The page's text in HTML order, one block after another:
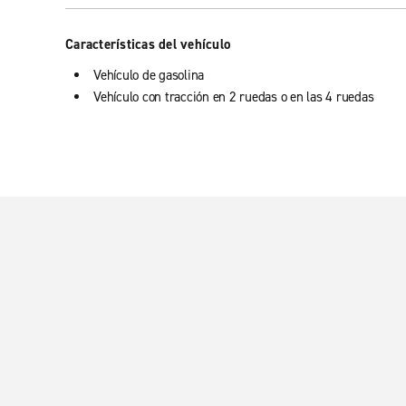
Características del vehículo
Vehículo de gasolina
Vehículo con tracción en 2 ruedas o en las 4 ruedas